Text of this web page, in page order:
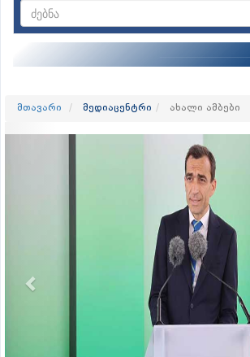
მთავარი მედიაცენტრი ახალი ამბები
Previous